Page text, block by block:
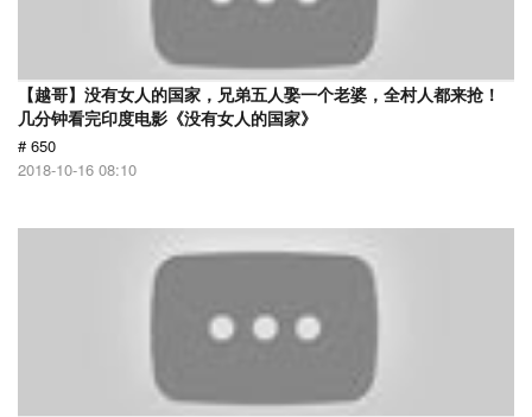
【越哥】没有女人的国家，兄弟五人娶一个老婆，全村人都来抢！
几分钟看完印度电影《没有女人的国家》
# 650
2018-10-16 08:10